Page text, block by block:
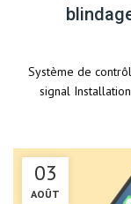
Système de
signal
03
AOÛT